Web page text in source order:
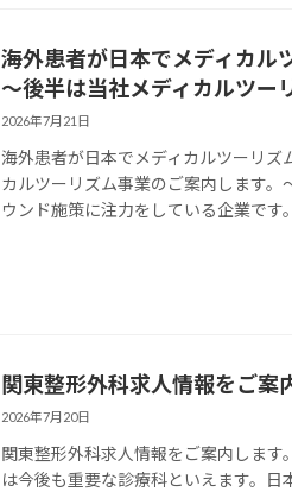
海外患者が日本でメディカル
～後半は当社メディカルツー
2026年7月21日
海外患者が日本でメディカルツーリズ
カルツーリズム事業のご案内します
ウンド施策に注力をしている企業です
関東整形外科求人情報をご案
2026年7月20日
関東整形外科求人情報をご案内しま
は今後も重要な診療科といえます。